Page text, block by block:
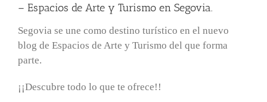
– Espacios de Arte y Turismo en Segovia.
Segovia se une como destino turístico en el nuevo
blog de Espacios de Arte y Turismo del que forma
parte.
¡¡Descubre todo lo que te ofrece!!